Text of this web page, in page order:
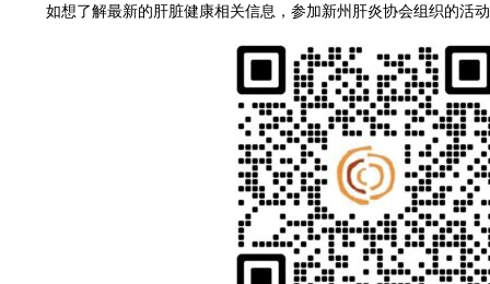
如想了解最新的肝脏健康相关信息，参加新州肝炎协会组织的活